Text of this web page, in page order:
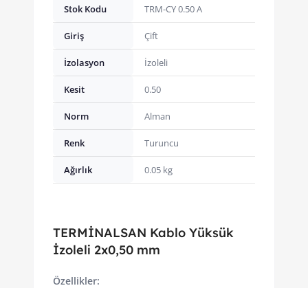
Stok Kodu TRM-CY 0.50 A
Giriş Çift
İzolasyon İzoleli
Kesit 0.50
Norm Alman
Renk Turuncu
Ağırlık 0.05 kg
TERMİNALSAN Kablo Yüksük
İzoleli 2x0,50 mm
Özellikler: